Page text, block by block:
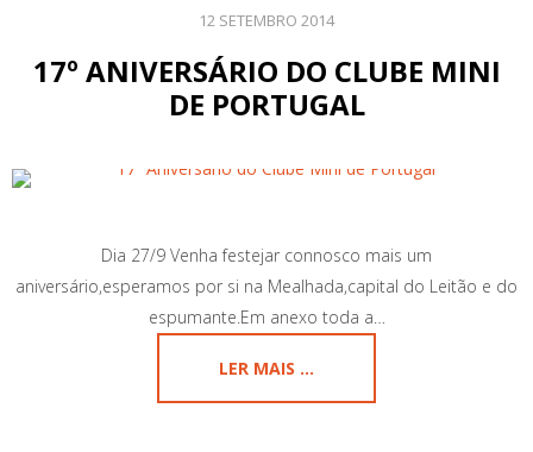
12 SETEMBRO 2014
17º ANIVERSÁRIO DO CLUBE MINI
DE PORTUGAL
Dia 27/9 Venha festejar connosco mais um
aniversário,esperamos por si na Mealhada,capital do Leitão e do
espumante.Em anexo toda a…
LER MAIS ...